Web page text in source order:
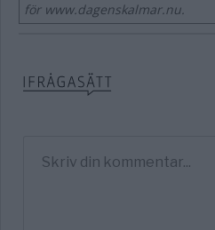
för www.dagenskalmar.nu.